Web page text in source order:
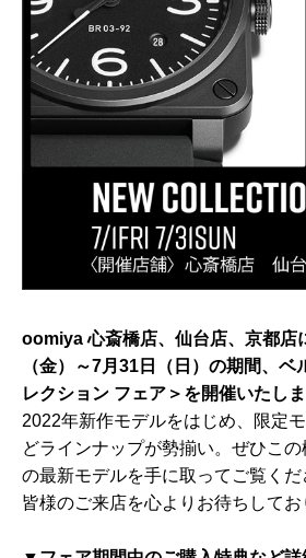
oomiya 心斎橋店、仙台店、京都店
（金）～7月31日（日）の期間、ベ
レクション フェア＞を開催いたしま
2022年新作モデルをはじめ、限定
どラインナップが勢揃い。ぜひこ
の最新モデルを手に取ってご覧くだ
皆様のご来店を心よりお待ちしてお